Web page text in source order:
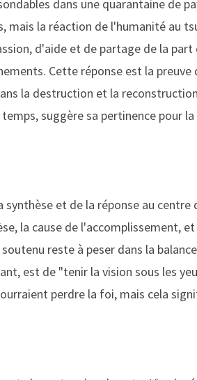
dans une quarantaine de
mais la réaction de l'humanité au
d'aide et de partage de la
Cette réponse est la
la destruction et la
suggère sa pertinence pour
et de la réponse au centre
la cause de l'accomplissement, et
reste à peser dans la
est de "tenir la vision sous les
perdre la foi, mais cela